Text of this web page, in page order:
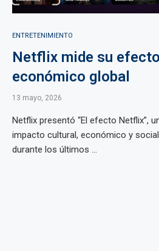
ENTRETENIMIENTO
Netflix mide su
económico global
13 mayo, 2026
Netflix presentó “El efecto Netflix”,
impacto cultural, económico y
durante los últimos ...